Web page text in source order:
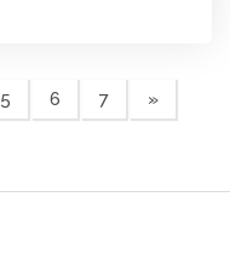
5 6 7 »